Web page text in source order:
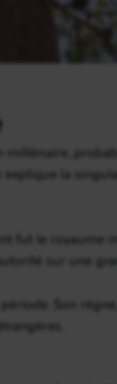
la
fut le royaume
sur une
Son